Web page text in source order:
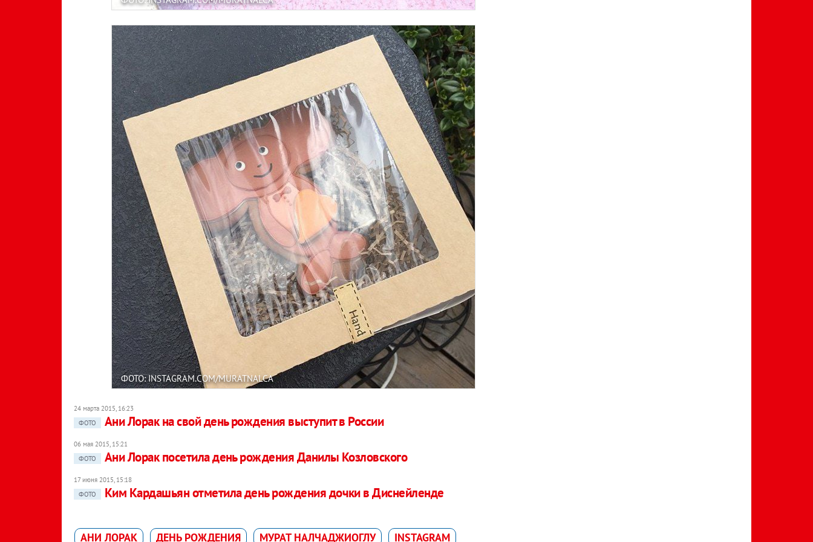
ФОТО: INSTAGRAM.COM/MURATNALCA
24 марта 2015, 16:23
ФОТО
Ани Лорак на свой день рождения выступит в России
06 мая 2015, 15:21
ФОТО
Ани Лорак посетила день рождения Данилы Козловского
17 июня 2015, 15:18
ФОТО
Ким Кардашьян отметила день рождения дочки в Диснейленде
АНИ ЛОРАК ДЕНЬ РОЖДЕНИЯ МУРАТ НАЛЧАДЖИОГЛУ INSTAGRAM